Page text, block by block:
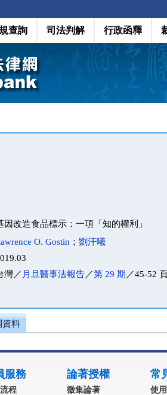
查詢 司法判解 行政函釋
因改造食品標示：一項「知的權利」
O. Gostin ； 劉汗曦
灣／ 月旦醫事法報告／第 29 期 ／45-52
資料
服務
程
論著授權
徵集論著
常
使